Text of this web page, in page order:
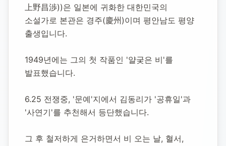
1922년 5월 20일-2010년 6월 23일(향년 88세)
추모소 개설: 2020년 11월 20일
上野昌渉))은 일본에 귀화한 대한민국의
소설가로 본관은 경주(慶州)이며 평안남도 평양
출생입니다.
1949년에는 그의 첫 작품인 '얄궂은 비'를
발표했습니다.
6.25 전쟁중, '문예'지에서 김동리가 '공휴일'과
'사연기'를 추천해서 등단했습니다.
그 후 철저하게 은거하면서 비 오는 날, 혈서,